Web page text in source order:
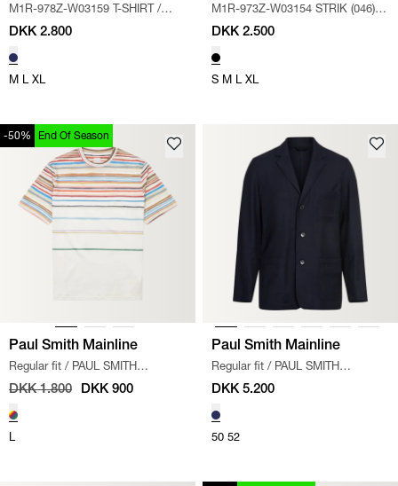
M1R-978Z-W03159 T-SHIRT /
NAVY
DKK 2.800
M L XL
M1R-973Z-W03154 STRIK (046) /
SORT
DKK 2.500
S M L XL
-50% End Of Season
Paul Smith Mainline
Regular fit / PAUL SMITH
MAINLINE T-SHIRT
MULTI
DKK 1.800 DKK 900
L
Paul Smith Mainline
Regular fit / PAUL SMITH
MAINLINE BLAZER JACKET
DKK 5.200
50 52